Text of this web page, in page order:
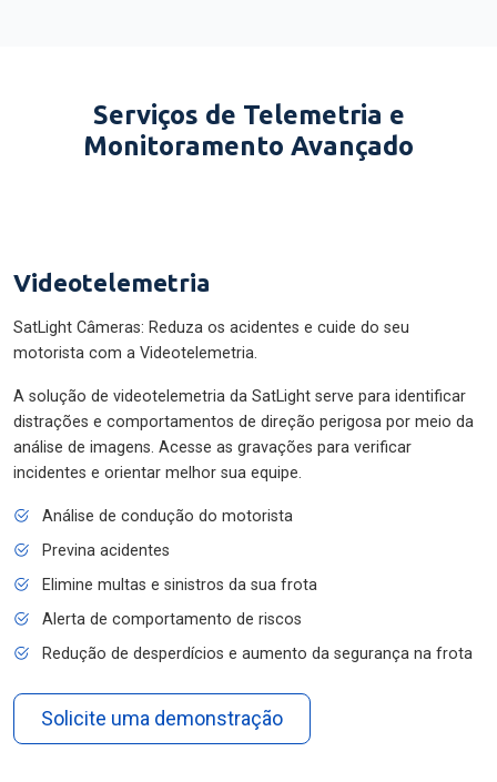
Serviços de Telemetria e
Monitoramento Avançado
Videotelemetria
SatLight Câmeras: Reduza os acidentes e cuide do seu
motorista com a Videotelemetria.
A solução de videotelemetria da SatLight serve para identificar
distrações e comportamentos de direção perigosa por meio da
análise de imagens. Acesse as gravações para verificar
incidentes e orientar melhor sua equipe.
Análise de condução do motorista
Previna acidentes
Elimine multas e sinistros da sua frota
Alerta de comportamento de riscos
Redução de desperdícios e aumento da segurança na frota
Solicite uma demonstração